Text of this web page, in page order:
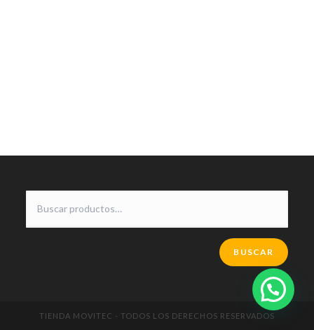
BUSCAR
TIENDA MOVITEC - TODOS LOS DERECHOS RESERVADOS